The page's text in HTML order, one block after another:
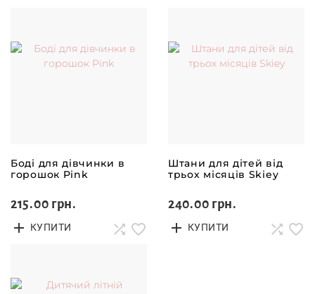
Боді для дівчинки в
горошок Pink
215.00 грн.
КУПИТИ
Штани для дітей від
трьох місяців Skiey
240.00 грн.
КУПИТИ